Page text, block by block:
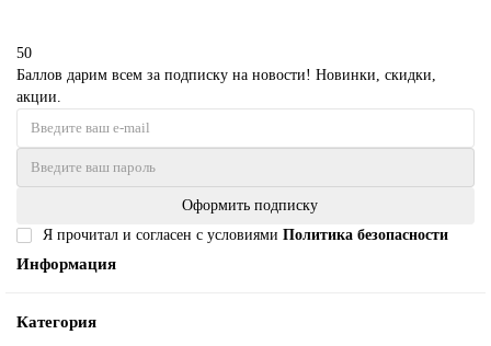
50
Баллов дарим всем за подписку на новости! Новинки, скидки,
акции.
Оформить подписку
Я прочитал и согласен с условиями Политика безопасности
Информация
Категория